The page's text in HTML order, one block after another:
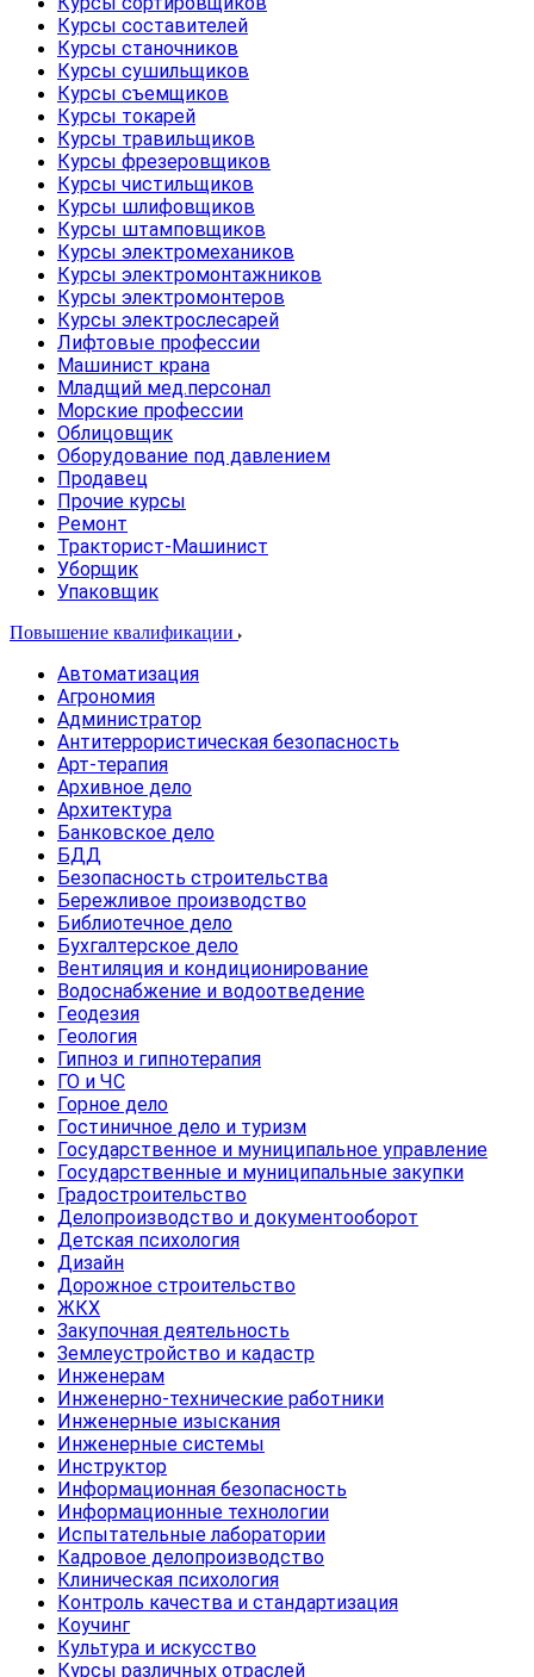
Курсы составителей
Курсы станочников
Курсы сушильщиков
Курсы съемщиков
Курсы токарей
Курсы травильщиков
Курсы фрезеровщиков
Курсы чистильщиков
Курсы шлифовщиков
Курсы штамповщиков
Курсы электромехаников
Курсы электромонтажников
Курсы электромонтеров
Курсы электрослесарей
Лифтовые профессии
Машинист крана
Младщий мед.персонал
Морские профессии
Облицовщик
Оборудование под давлением
Продавец
Прочие курсы
Ремонт
Тракторист-Машинист
Уборщик
Упаковщик
Повышение квалификации
Автоматизация
Агрономия
Администратор
Антитеррористическая безопасность
Арт-терапия
Архивное дело
Архитектура
Банковское дело
БДД
Безопасность строительства
Бережливое производство
Библиотечное дело
Бухгалтерское дело
Вентиляция и кондиционирование
Водоснабжение и водоотведение
Геодезия
Геология
Гипноз и гипнотерапия
ГО и ЧС
Горное дело
Гостиничное дело и туризм
Государственное и муниципальное управление
Государственные и муниципальные закупки
Градостроительство
Делопроизводство и документооборот
Детская психология
Дизайн
Дорожное строительство
ЖКХ
Закупочная деятельность
Землеустройство и кадастр
Инженерам
Инженерно-технические работники
Инженерные изыскания
Инженерные системы
Инструктор
Информационная безопасность
Информационные технологии
Испытательные лаборатории
Кадровое делопроизводство
Клиническая психология
Контроль качества и стандартизация
Коучинг
Культура и искусство
Курсы различных отраслей